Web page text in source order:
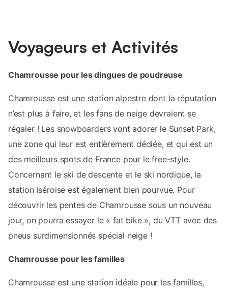
Voyageurs et Activités
Chamrousse pour les dingues de poudreuse
Chamrousse est une station alpestre dont la réputation
n’est plus à faire, et les fans de neige devraient se
régaler ! Les snowboarders vont adorer le Sunset Park,
une zone qui leur est entièrement dédiée, et qui est un
des meilleurs spots de France pour le free-style.
Concernant le ski de descente et le ski nordique, la
station iséroise est également bien pourvue. Pour
découvrir les pentes de Chamrousse sous un nouveau
jour, on pourra essayer le « fat bike », du VTT avec des
pneus surdimensionnés spécial neige !
Chamrousse pour les familles
Chamrousse est une station idéale pour les familles,